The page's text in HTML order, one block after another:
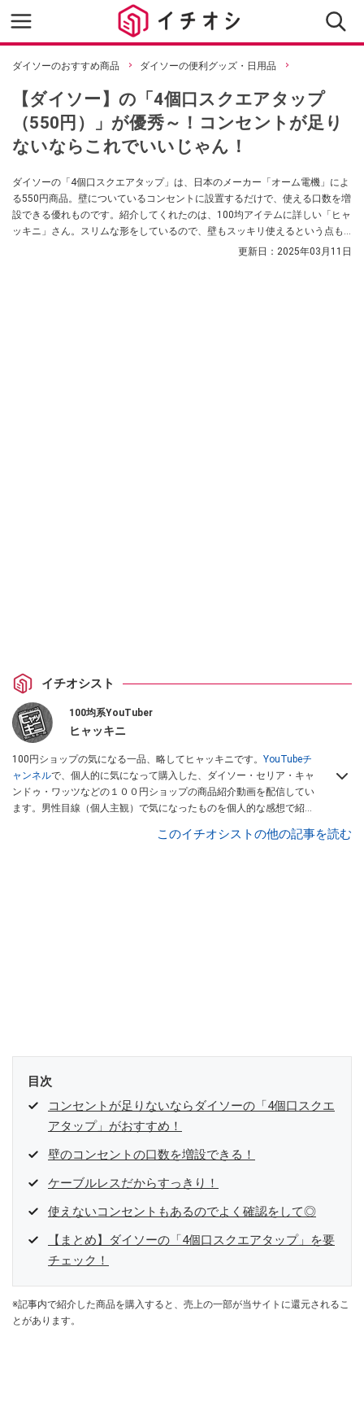
ダイソーのおすすめ商品 ダイソーの便利グッズ・日用品
【ダイソー】の「4個口スクエアタップ
（550円）」が優秀～！コンセントが足り
ないならこれでいいじゃん！
ダイソーの「4個口スクエアタップ」は、日本のメーカー「オーム電機」によ
る550円商品。壁についているコンセントに設置するだけで、使える口数を増
設できる優れものです。紹介してくれたのは、100均アイテムに詳しい「ヒャ
ッキニ」さん。スリムな形をしているので、壁もスッキリ使えるという点も
お気に入りなのだそうです。コンセントが足りないけど、ケーブルでごちゃ
更新日： 2025年03月11日
イチオシスト
100均系YouTuber
ヒャッキニ
100円ショップの気になる一品、略してヒャッキニです。 YouTubeチ
ャンネルで、個人的に気になって購入した、ダイソー・セリア・キャ
ンドゥ・ワッツなどの１００円ショップの商品紹介動画を配信してい
ます。男性目線（個人主観）で気になったものを個人的な感想で紹介
このイチオシストの他の記事を読む
目次
コンセントが足りないならダイソーの「4個口スクエ
アタップ」がおすすめ！
壁のコンセントの口数を増設できる！
ケーブルレスだからすっきり！
使えないコンセントもあるのでよく確認をして◎
【まとめ】ダイソーの「4個口スクエアタップ」を要
チェック！
※記事内で紹介した商品を購入すると、売上の一部が当サイトに還元されるこ
とがあります。